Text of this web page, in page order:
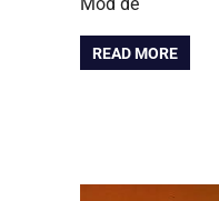
Mod de
READ MORE